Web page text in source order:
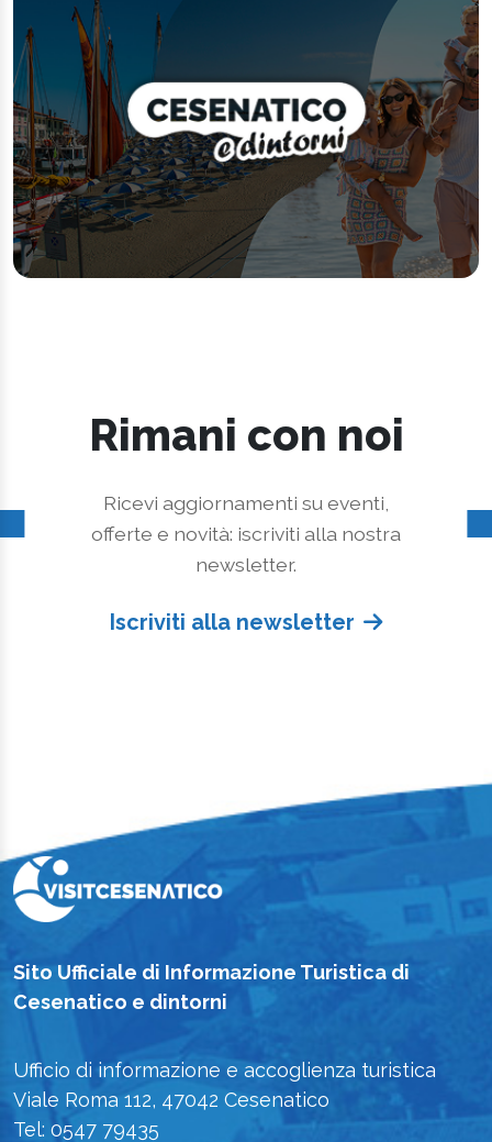
Rimani con noi
Ricevi aggiornamenti su eventi,
offerte e novità: iscriviti alla nostra
newsletter.
Iscriviti alla newsletter
Sito Ufficiale di Informazione Turistica di
Cesenatico e dintorni
Ufficio di informazione e accoglienza turistica
Viale Roma 112, 47042 Cesenatico
Tel: 0547 79435